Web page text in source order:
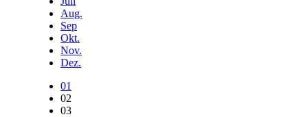
Aug.
Sep
Okt.
Nov.
Dez.
01
02
03